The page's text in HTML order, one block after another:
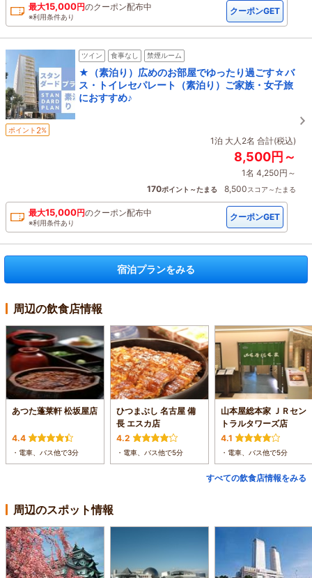
最大15,000円のクーポン配布中
※利用条件あり
クーポンGET
ツイン 食事なし 禁煙ルーム
★（素泊り）広めのお部屋でゆったり過ごす☆バ
ス・トイレセパレート（素泊り）ご家族・女子旅
におすすめ♪
ポイント 2%
1泊 大人2名 合計(税込)
8,500円～
1名 4,250円～
170ポイント～たまる 8,500スコア～たまる
最大15,000円のクーポン配布中
※利用条件あり
クーポンGET
宿泊プランをみる
周辺の飲食店情報
あつた蓬莱軒 松坂屋店
4.4
・電車、バス他で3分
ひつまぶし 名古屋 備
長 エスカ店
4.2
・電車、バス他で5分
山本屋総本家 ＪＲセン
トラルタワーズ店
4.1
・電車、バス他で5分
すべての飲食店情報をみる
周辺のスポット情報